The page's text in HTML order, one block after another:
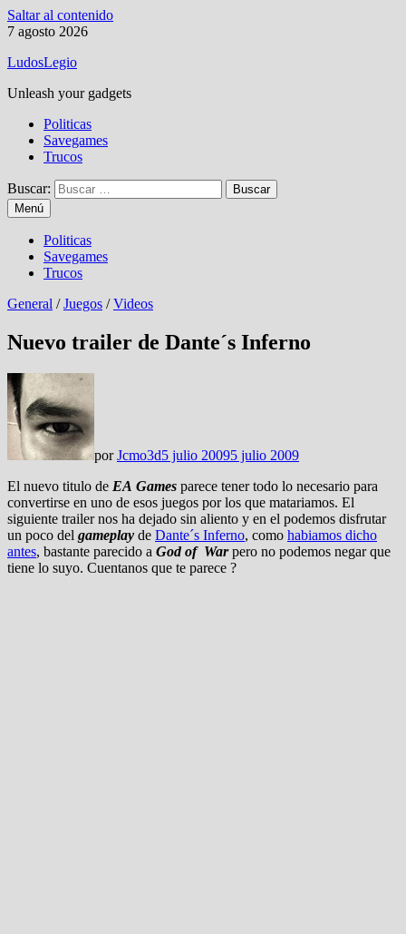
Saltar al contenido
7 agosto 2026
LudosLegio
Unleash your gadgets
Politicas
Savegames
Trucos
Buscar:
Menú
Politicas
Savegames
Trucos
General /Juegos /Videos
Nuevo trailer de Dante´s Inferno
porJcmo3d5 julio 20095 julio 2009
El nuevo titulo de EA Games parece tener todo lo necesario para
convertirse en uno de esos juegos por los que matariamos. El
siguiente trailer nos ha dejado sin aliento y en el podemos disfrutar
un poco del gameplay de Dante´s Inferno, como habiamos dicho
antes, bastante parecido a God of Warpero no podemos negar que
tiene lo suyo. Cuentanos que te parece ?